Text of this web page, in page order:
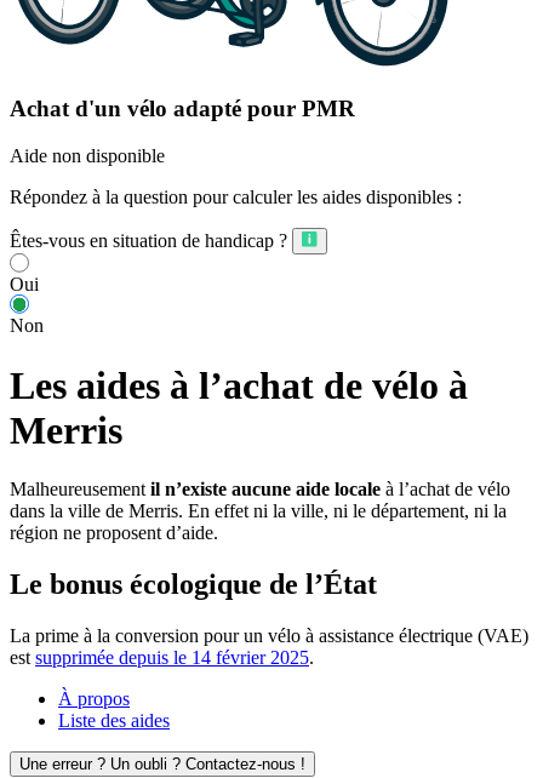
Achat d'un vélo adapté pour PMR
Aide non disponible
Répondez à la question pour calculer les aides disponibles :
Êtes-vous en situation de handicap ?
Oui
Non
Les aides à l’achat de vélo à
Merris
Malheureusement il n’existe aucune aide locale à l’achat de vélo
dans la ville de Merris. En effet ni la ville, ni le département, ni la
région ne proposent d’aide.
Le bonus écologique de l’État
La prime à la conversion pour un vélo à assistance électrique (VAE)
est supprimée depuis le 14 février 2025.
À propos
Liste des aides
Une erreur ? Un oubli ? Contactez-nous !